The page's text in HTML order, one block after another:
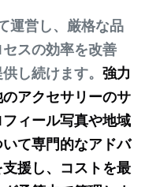
運営し、厳格な品
スの効率を改善
し続けます。 強力
アクセサリーのサ
ィール写真や地域
て専門的なアドバ
援し、コストを最